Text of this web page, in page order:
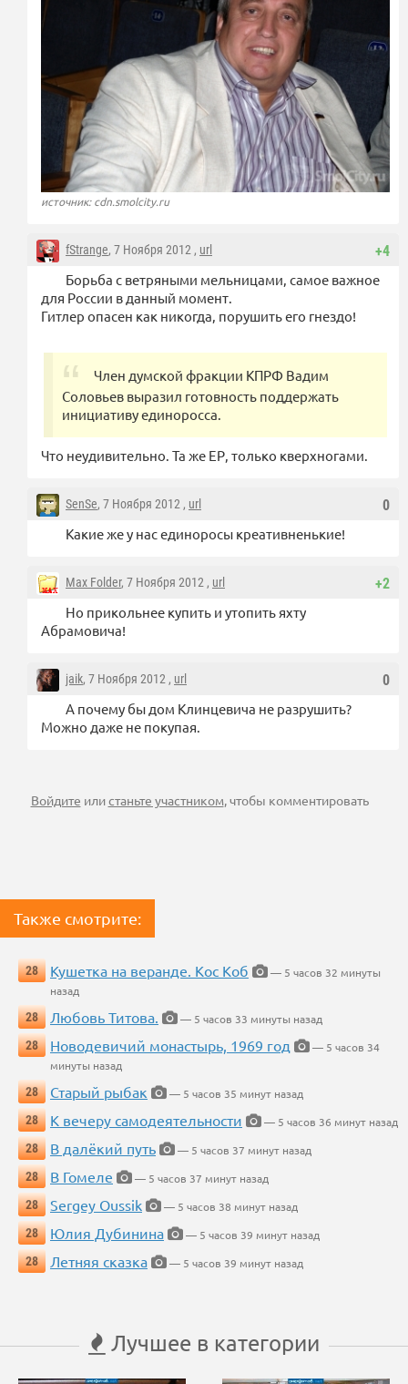
источник: cdn.smolcity.ru
+4
fStrange, 7 Ноября 2012 , url
Борьба с ветряными мельницами, самое важное
для России в данный момент.
Гитлер опасен как никогда, порушить его гнездо!
Член думской фракции КПРФ Вадим
Соловьев выразил готовность поддержать
инициативу единоросса.
Что неудивительно. Та же ЕР, только кверхногами.
0
SenSe, 7 Ноября 2012 , url
Какие же у нас единоросы креативненькие!
+2
Max Folder, 7 Ноября 2012 , url
Но прикольнее купить и утопить яхту
Абрамовича!
0
jaik, 7 Ноября 2012 , url
А почему бы дом Клинцевича не разрушить?
Можно даже не покупая.
Войдите илистаньте участником , чтобы комментировать
Также смотрите:
28 Кушетка на веранде. Кос Коб
— 5 часов 32 минуты
назад
28
Любовь Титова.
— 5 часов 33 минуты назад
28
Новодевичий монастырь, 1969 год
— 5 часов 34
минуты назад
28
Старый рыбак
— 5 часов 35 минут назад
28
К вечеру самодеятельности
— 5 часов 36 минут назад
28
В далёкий путь
— 5 часов 37 минут назад
28
В Гомеле
— 5 часов 37 минут назад
28
Sergey Oussik
— 5 часов 38 минут назад
28
Юлия Дубинина
— 5 часов 39 минут назад
28
Летняя сказка — 5 часов 39 минут назад
Лучшее в категории